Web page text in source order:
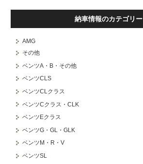
納車情報のカテゴリー
AMG
その他
ベンツA・B・その他
ベンツCLS
ベンツCLクラス
ベンツCクラス・CLK
ベンツEクラス
ベンツG・GL・GLK
ベンツM・R・V
ベンツSL